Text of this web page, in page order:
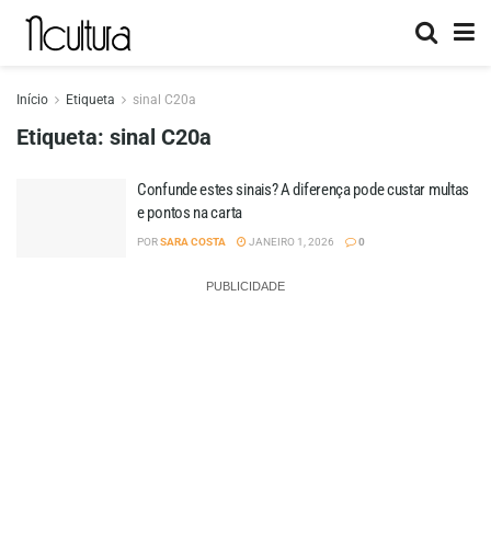
Início Etiqueta sinal C20a
Etiqueta: sinal C20a
Confunde estes sinais? A diferença pode custar multas
e pontos na carta
PORSARA COSTA JANEIRO 1, 2026 0
PUBLICIDADE